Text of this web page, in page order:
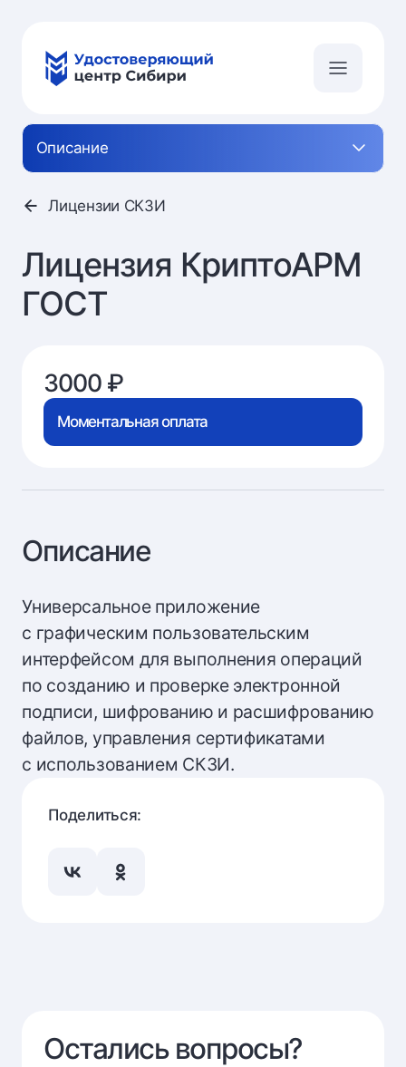
Описание
Лицензии СКЗИ
Лицензия КриптоАРМ
ГОСТ
3000 ₽
Моментальная оплата
Описание
Универсальное приложение
с графическим пользовательским
интерфейсом для выполнения операций
по созданию и проверке электронной
подписи, шифрованию и расшифрованию
файлов, управления сертификатами
с использованием СКЗИ.
Поделиться:
Остались вопросы?